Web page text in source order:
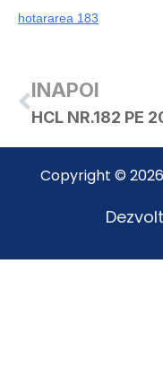
hotararea 183
INAPOI
HCL NR.182 PE
Copyright ©